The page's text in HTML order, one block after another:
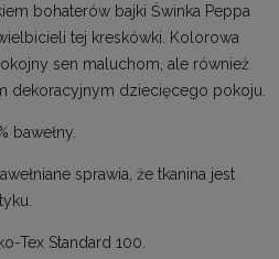
bohaterów bajki Świnka Peppa
tej kreskówki. Kolorowa
sen maluchom, ale również
dekoracyjnym dziecięcego pokoju.
bawełny.
sprawia, że tkanina jest
Tex Standard 100.